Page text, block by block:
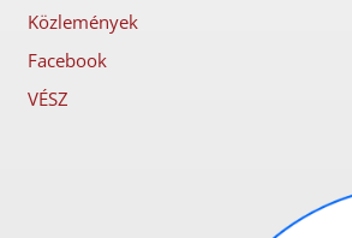
Közlemények
Facebook
VÉSZ